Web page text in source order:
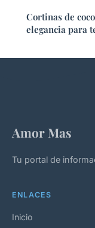
Cortinas de
elegancia para
Amor Mas
Tu portal de
ENLACES
Inicio